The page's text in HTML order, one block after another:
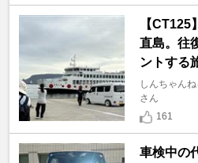
【CT125
直島。往
ントする
しんちゃん
さん
161
車検中の